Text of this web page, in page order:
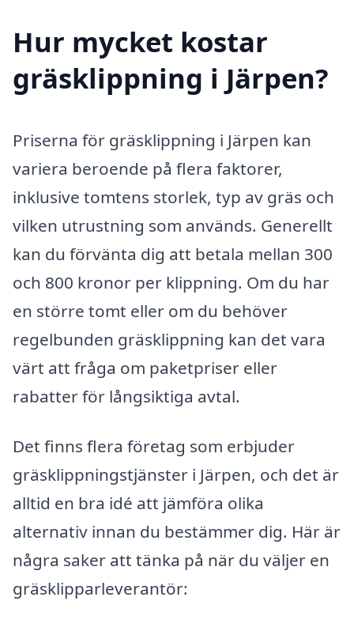
Hur mycket kostar
gräsklippning i Järpen?
Priserna för gräsklippning i Järpen kan
variera beroende på flera faktorer,
inklusive tomtens storlek, typ av gräs och
vilken utrustning som används. Generellt
kan du förvänta dig att betala mellan 300
och 800 kronor per klippning. Om du har
en större tomt eller om du behöver
regelbunden gräsklippning kan det vara
värt att fråga om paketpriser eller
rabatter för långsiktiga avtal.
Det finns flera företag som erbjuder
gräsklippningstjänster i Järpen, och det är
alltid en bra idé att jämföra olika
alternativ innan du bestämmer dig. Här är
några saker att tänka på när du väljer en
gräsklipparleverantör: